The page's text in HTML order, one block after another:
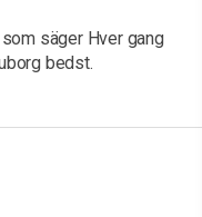
säger Hver gang
bedst.